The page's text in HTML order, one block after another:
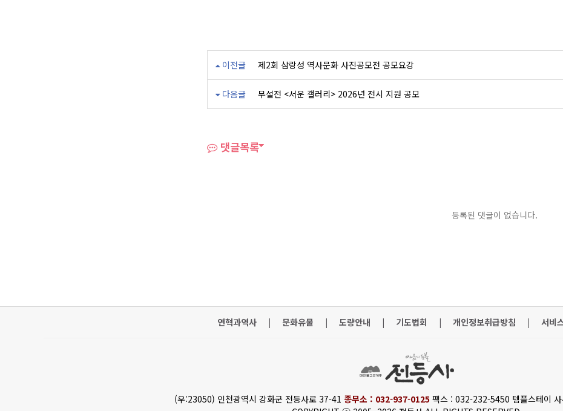
이전글 제2회 삼랑성 역사문화 사진공모전 공모요강
다음글 무설전 <서운 갤러리> 2026년 전시 지원 공모
댓글목록
등록된 댓글이 없습니다.
연혁과역사 | 문화유물 | 도량안내 | 기도법회 | 개인정보취급방침 | 서비
(우:23050) 인천광역시 강화군 전등사로 37-41 종무소 : 032-937-0125 팩스 : 032-232-5450 템플스테이